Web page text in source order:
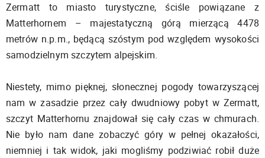
Zermatt to miasto turystyczne, ściśle powiązane z
Matterhornem – majestatyczną górą mierzącą 4478
metrów n.p.m., będącą szóstym pod względem wysokości
samodzielnym szczytem alpejskim.
Niestety, mimo pięknej, słonecznej pogody towarzyszącej
nam w zasadzie przez cały dwudniowy pobyt w Zermatt,
szczyt Matterhornu znajdował się cały czas w chmurach.
Nie było nam dane zobaczyć góry w pełnej okazałości,
niemniej i tak widok, jaki mogliśmy podziwiać robił duże